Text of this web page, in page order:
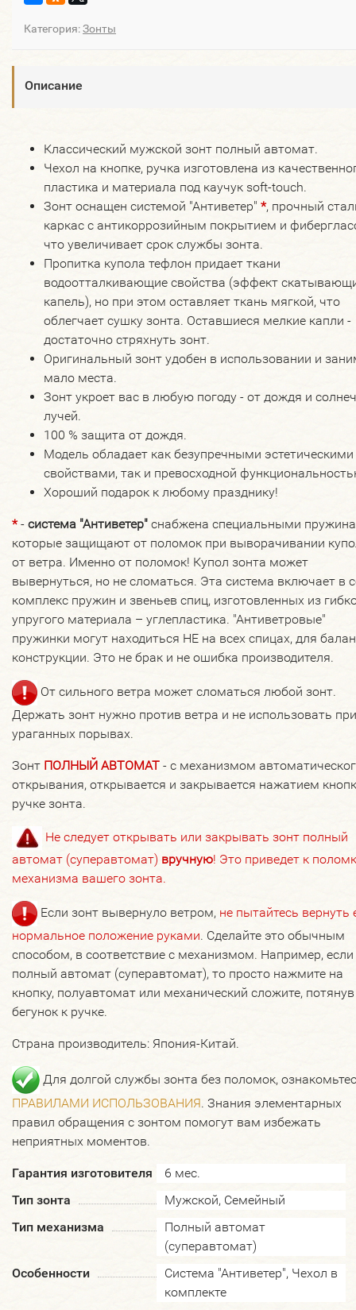
Категория:Зонты
Описание
Классический мужской зонт полный автомат.
Чехол на кнопке, ручка изготовлена из
пластика и материала под каучук soft-touch.
Зонт оснащен системой "Антиветер" *, прочный
каркас с антикоррозийным покрытием и
что увеличивает срок службы зонта.
Пропитка купола тефлон придает ткани
водоотталкивающие свойства (эффект
капель), но при этом оставляет ткань мягкой, что
облегчает сушку зонта. Оставшиеся мелкие капли -
достаточно стряхнуть зонт.
Оригинальный зонт удобен в использовании и
мало места.
Зонт укроет вас в любую погоду - от дождя и
лучей.
100 % защита от дождя.
Модель обладает как безупречными эстетическими
свойствами, так и превосходной
Хороший подарок к любому празднику!
* - система "Антиветер" снабжена специальными
которые защищают от поломок при выворачивании
от ветра. Именно от поломок! Купол зонта может
вывернуться, но не сломаться. Эта система включает в
комплекс пружин и звеньев спиц, изготовленных из
упругого материала – углепластика. "Антиветровые"
пружинки могут находиться НЕ на всех спицах, для
конструкции. Это не брак и не ошибка производителя.
От сильного ветра может сломаться любой зонт.
Держать зонт нужно против ветра и не использовать при
ураганных порывах.
Зонт ПОЛНЫЙ АВТОМАТ - с механизмом
открывания, открывается и закрывается нажатием
ручке зонта.
Не следует открывать или закрывать зонт полный
автомат (суперавтомат) вручную! Это приведет к
механизма вашего зонта.
Если зонт вывернуло ветром, не пытайтесь вернуть
нормальное положение руками. Сделайте это обычным
способом, в соответствие с механизмом. Например, если
полный автомат (суперавтомат), то просто нажмите на
кнопку, полуавтомат или механический сложите, потянув
бегунок к ручке.
Страна производитель: Япония-Китай.
Для долгой службы зонта без поломок,
ПРАВИЛАМИ ИСПОЛЬЗОВАНИЯ. Знания элементарных
правил обращения с зонтом помогут вам избежать
неприятных моментов.
Гарантия изготовителя
6 мес.
Тип зонта
Мужской, Семейный
Тип механизма
Полный автомат
(суперавтомат)
Особенности
Система "Антиветер", Чехол в
комплекте